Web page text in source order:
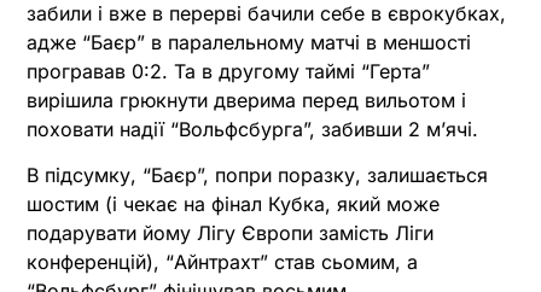
забили і вже в перерві бачили себе в єврокубках,
адже “Баєр” в паралельному матчі в меншості
програвав 0:2. Та в другому таймі “Герта”
вирішила грюкнути дверима перед вильотом і
поховати надії “Вольфсбурга”, забивши 2 м’ячі.
В підсумку, “Баєр”, попри поразку, залишається
шостим (і чекає на фінал Кубка, який може
подарувати йому Лігу Європи замість Ліги
конференцій), “Айнтрахт” став сьомим, а